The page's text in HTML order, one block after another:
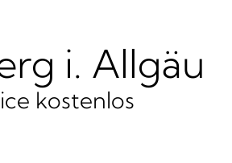
i. Allgäu
kostenlos